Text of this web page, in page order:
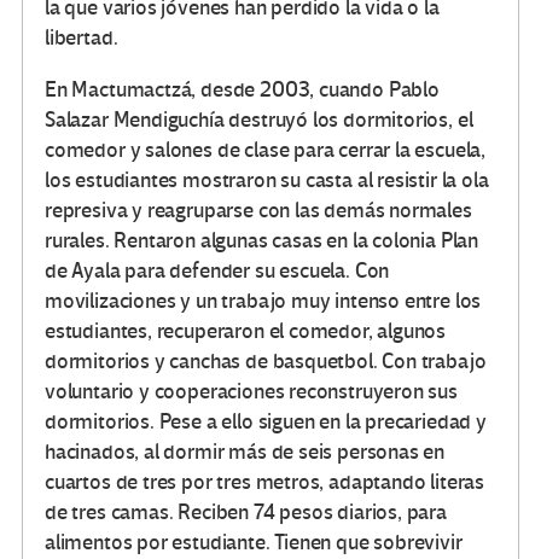
la que varios jóvenes han perdido la vida o la
libertad.
En Mactumactzá, desde 2003, cuando Pablo
Salazar Mendiguchía destruyó los dormitorios, el
comedor y salones de clase para cerrar la escuela,
los estudiantes mostraron su casta al resistir la ola
represiva y reagruparse con las demás normales
rurales. Rentaron algunas casas en la colonia Plan
de Ayala para defender su escuela. Con
movilizaciones y un trabajo muy intenso entre los
estudiantes, recuperaron el comedor, algunos
dormitorios y canchas de basquetbol. Con trabajo
voluntario y cooperaciones reconstruyeron sus
dormitorios. Pese a ello siguen en la precariedad y
hacinados, al dormir más de seis personas en
cuartos de tres por tres metros, adaptando literas
de tres camas. Reciben 74 pesos diarios, para
alimentos por estudiante. Tienen que sobrevivir